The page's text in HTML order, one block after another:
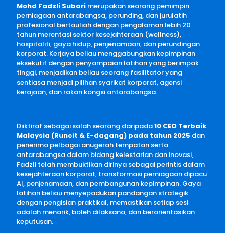
Mohd Fadzli Subari merupakan seorang pemimpin
perniagaan antarabangsa, perunding, dan jurulatih
profesional bertauliah dengan pengalaman lebih 20
tahun merentasi sektor kesejahteraan (wellness),
hospitaliti, gaya hidup, penjenamaan, dan perundingan
korporat. Kerjaya beliau menggabungkan kepimpinan
eksekutif dengan penyampaian latihan yang berimpak
tinggi, menjadikan beliau seorang fasilitator yang
sentiasa menjadi pilihan syarikat korporat, agensi
kerajaan, dan rakan kongsi antarabangsa.
Diiktiraf sebagai salah seorang daripada10 CEO Terbaik
Malaysia (Runcit & E-dagang) pada tahun 2025 dan
penerima pelbagai anugerah tempatan serta
antarabangsa dalam bidang kelestarian dan inovasi,
Fadzli telah membuktikan dirinya sebagai perintis dalam
kesejahteraan korporat, transformasi perniagaan dipacu
AI, penjenamaan, dan pembangunan kepimpinan. Gaya
latihan beliau menyepadukan pandangan strategik
dengan pengisian praktikal, memastikan setiap sesi
adalah menarik, boleh dilaksana, dan berorientasikan
keputusan.